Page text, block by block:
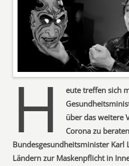
H
eute treffen sich
über das weitere
Corona zu
Bundesgesundheitsminister Karl
Ländern zur Maskenpflicht in